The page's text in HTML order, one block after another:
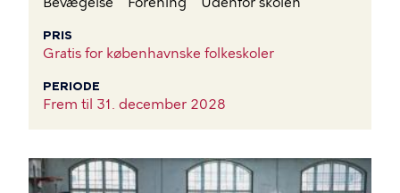
PRIS
Gratis for københavnske folkeskoler
PERIODE
Frem til 31. december 2028
BILLEDE